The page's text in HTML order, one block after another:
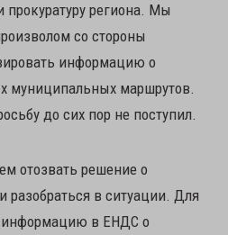
региона. Мы
со стороны
информацию о
муниципальных маршрутов.
до сих пор не поступил.
отозвать решение о
разобраться в ситуации. Для
информацию в ЕНДС о